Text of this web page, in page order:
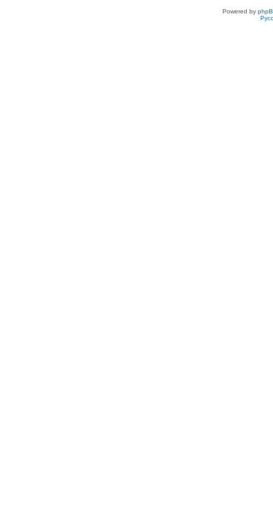
Powered by